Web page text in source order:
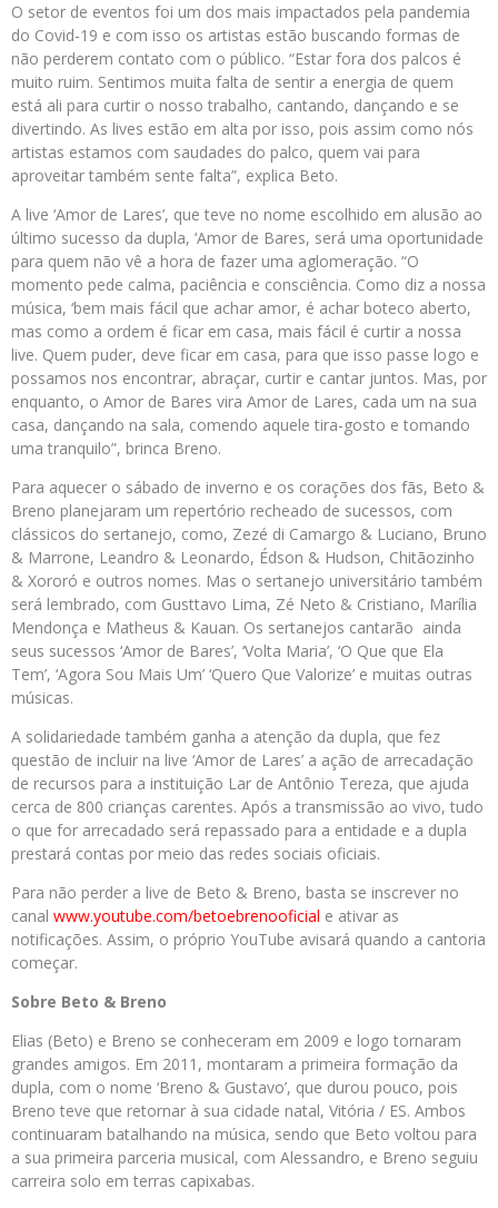
O setor de eventos foi um dos mais impactados pela pandemia
do Covid-19 e com isso os artistas estão buscando formas de
não perderem contato com o público. “Estar fora dos palcos é
muito ruim. Sentimos muita falta de sentir a energia de quem
está ali para curtir o nosso trabalho, cantando, dançando e se
divertindo. As lives estão em alta por isso, pois assim como nós
artistas estamos com saudades do palco, quem vai para
aproveitar também sente falta”, explica Beto.
A live ‘Amor de Lares’, que teve no nome escolhido em alusão ao
último sucesso da dupla, ‘Amor de Bares, será uma oportunidade
para quem não vê a hora de fazer uma aglomeração. “O
momento pede calma, paciência e consciência. Como diz a nossa
música, ‘bem mais fácil que achar amor, é achar boteco aberto,
mas como a ordem é ficar em casa, mais fácil é curtir a nossa
live. Quem puder, deve ficar em casa, para que isso passe logo e
possamos nos encontrar, abraçar, curtir e cantar juntos. Mas, por
enquanto, o Amor de Bares vira Amor de Lares, cada um na sua
casa, dançando na sala, comendo aquele tira-gosto e tomando
uma tranquilo”, brinca Breno.
Para aquecer o sábado de inverno e os corações dos fãs, Beto &
Breno planejaram um repertório recheado de sucessos, com
clássicos do sertanejo, como, Zezé di Camargo & Luciano, Bruno
& Marrone, Leandro & Leonardo, Édson & Hudson, Chitãozinho
& Xororó e outros nomes. Mas o sertanejo universitário também
será lembrado, com Gusttavo Lima, Zé Neto & Cristiano, Marília
Mendonça e Matheus & Kauan. Os sertanejos cantarão ainda
seus sucessos ‘Amor de Bares’, ‘Volta Maria’, ‘O Que que Ela
Tem’, ‘Agora Sou Mais Um’ ‘Quero Que Valorize’ e muitas outras
músicas.
A solidariedade também ganha a atenção da dupla, que fez
questão de incluir na live ‘Amor de Lares’ a ação de arrecadação
de recursos para a instituição Lar de Antônio Tereza, que ajuda
cerca de 800 crianças carentes. Após a transmissão ao vivo, tudo
o que for arrecadado será repassado para a entidade e a dupla
prestará contas por meio das redes sociais oficiais.
Para não perder a live de Beto & Breno, basta se inscrever no
canal www.youtube.com/betoebrenooficial e ativar as
notificações. Assim, o próprio YouTube avisará quando a cantoria
começar.
Sobre Beto & Breno
Elias (Beto) e Breno se conheceram em 2009 e logo tornaram
grandes amigos. Em 2011, montaram a primeira formação da
dupla, com o nome ‘Breno & Gustavo’, que durou pouco, pois
Breno teve que retornar à sua cidade natal, Vitória / ES. Ambos
continuaram batalhando na música, sendo que Beto voltou para
a sua primeira parceria musical, com Alessandro, e Breno seguiu
carreira solo em terras capixabas.